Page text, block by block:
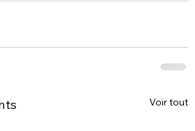
Voir tout